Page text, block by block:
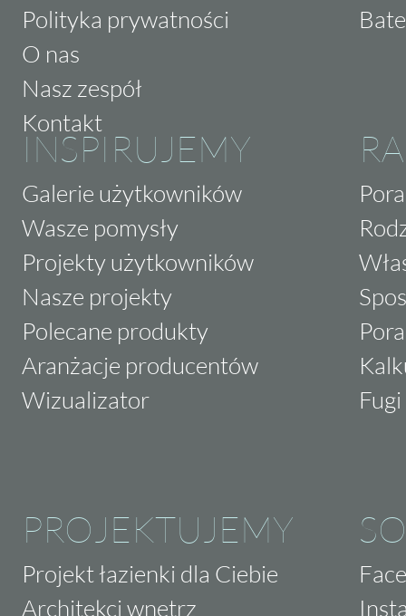
Polityka prywatności
O nas
Nasz zespół
Kontakt
INSPIRUJEMY
Galerie użytkowników
Wasze pomysły
Projekty użytkowników
Nasze projekty
Polecane produkty
Aranżacje producentów
Wizualizator
PROJEKTUJEMY
Projekt łazienki dla Ciebie
Architekci wnętrz